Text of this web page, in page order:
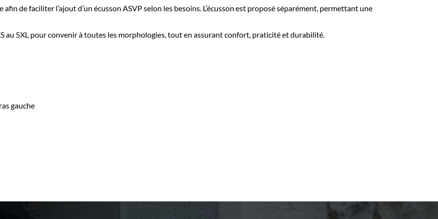
de faciliter l’ajout d’un écusson ASVP selon les besoins. L’écusson est proposé séparément, permettant une
au 5XL pour convenir à toutes les morphologies, tout en assurant confort, praticité et durabilité.
gauche